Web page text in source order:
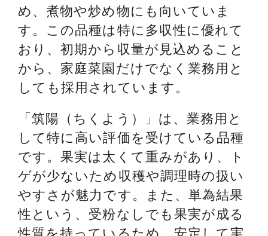
め、煮物や炒め物にも向いていま
す。この品種は特に多収性に優れて
おり、初期から収量が見込めること
から、家庭菜園だけでなく業務用と
しても採用されています。
「筑陽（ちくよう）」は、業務用と
して特に高い評価を受けている品種
です。果実は太くて重みがあり、ト
ゲが少ないため収穫や調理時の扱い
やすさが魅力です。また、単為結果
性という、受粉なしでも果実が成る